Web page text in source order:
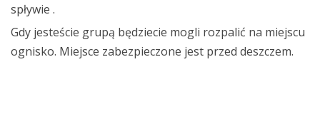
spływie .
Gdy jesteście grupą będziecie mogli rozpalić na miejscu
ognisko. Miejsce zabezpieczone jest przed deszczem.